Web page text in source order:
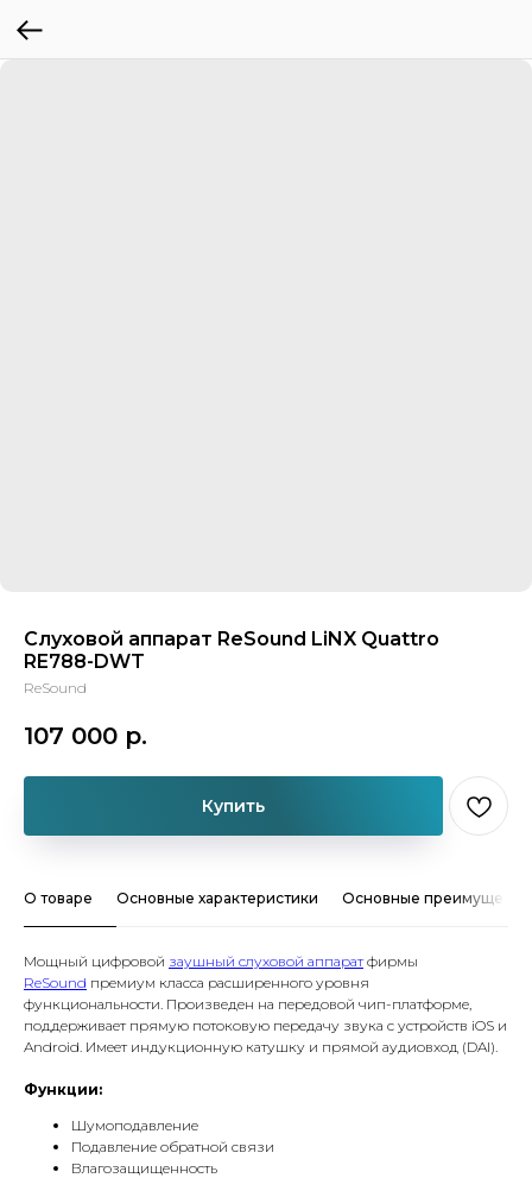
Слуховой аппарат ReSound LiNX Quattro
RE788-DWT
ReSound
107 000 р.
Купить
О товаре Основные характеристики Основные
Мощный цифровой заушный слуховой аппаратфирмы
ReSound премиум класса расширенного уровня
функциональности. Произведен на передовой чип-платформе,
поддерживает прямую потоковую передачу звука с устройств iOS и
Android. Имеет индукционную катушку и прямой аудиовход (DAI).
Функции:
Шумоподавление
Подавление обратной связи
Влагозащищенность